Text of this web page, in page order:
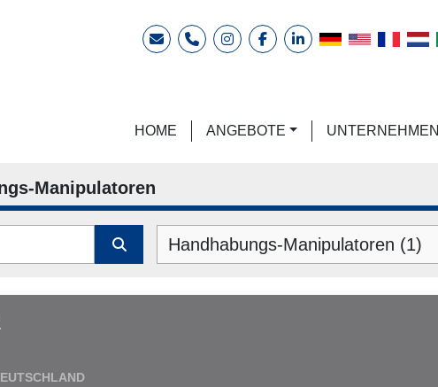
E-MailTelefoninstagramfacebooklinkedin
HOME ANGEBOTE UNTERNEHMEN
Manipulatoren
Handhabungs-Manipulatoren (1)